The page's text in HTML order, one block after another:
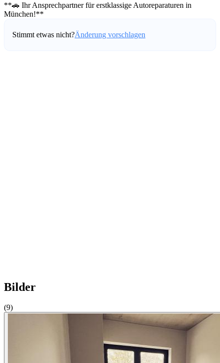
**🚗 Ihr Ansprechpartner für erstklassige Autoreparaturen in
München!**
Stimmt etwas nicht?Änderung vorschlagen
Bilder
(9)